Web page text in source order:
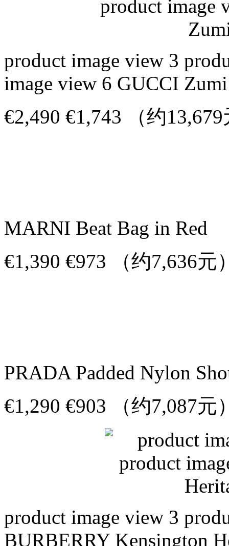
product image view 3
image view 6 GUCCI
€2,490 €1,743 （约
MARNI Beat Bag in Red
€1,390 €973 （约7,636元
PRADA Padded Nylon
€1,290 €903 （约7,087元
product image view 3
BURBERRY Kensington